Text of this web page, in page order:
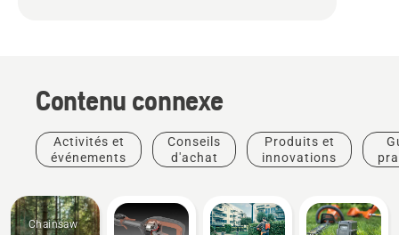
Contenu connexe
Activités et
événements
Conseils
d'achat
Produits et
innovations
Chainsaw